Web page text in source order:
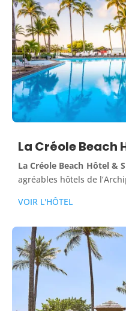
La Créole Beach
La Créole Beach Hôtel &
agréables hôtels de
VOIR L'HÔTEL